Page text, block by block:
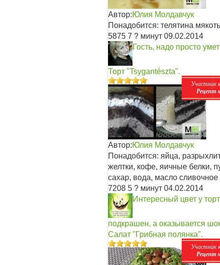
Автор:Юлия Молдавчук
Понадобится: телятина
5875 7 ? минут 09.02.2014
Гость, надо просто
Участник
Рецепт
Торт "Tsygantészta".
Автор:Юлия Молдавчук
Понадобится: яйца,
желтки, кофе, яичные белки,
сахар, вода, масло сливочное
7208 5 ? минут 04.02.2014
Интересный цвет у
подкрашен, а оказывается
Участник
Рецепт
Салат "Грибная полянка".